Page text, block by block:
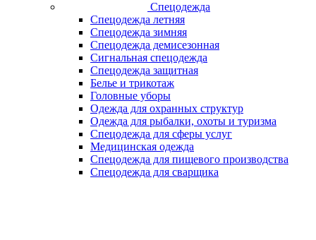
Спецодежда
Спецодежда летняя
Спецодежда зимняя
Спецодежда демисезонная
Сигнальная спецодежда
Спецодежда защитная
Белье и трикотаж
Головные уборы
Одежда для охранных структур
Одежда для рыбалки, охоты и туризма
Спецодежда для сферы услуг
Медицинская одежда
Спецодежда для пищевого производства
Спецодежда для сварщика